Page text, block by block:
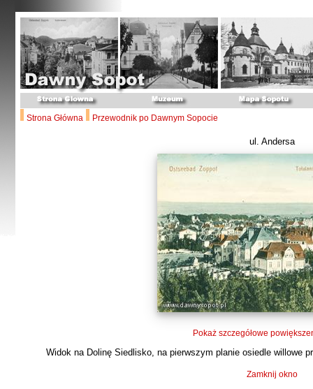
Strona Główna Przewodnik po Dawnym Sopocie
ul. Andersa
Pokaż szczegółowe
Widok na Dolinę Siedlisko, na pierwszym planie osiedle willowe
Zamknij okno